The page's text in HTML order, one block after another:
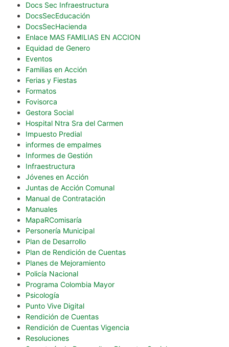
Docs Sec Infraestructura
DocsSecEducación
DocsSecHacienda
Enlace MAS FAMILIAS EN ACCION
Equidad de Genero
Eventos
Familias en Acción
Ferias y Fiestas
Formatos
Fovisorca
Gestora Social
Hospital Ntra Sra del Carmen
Impuesto Predial
informes de empalmes
Informes de Gestión
Infraestructura
Jóvenes en Acción
Juntas de Acción Comunal
Manual de Contratación
Manuales
MapaRComisaría
Personería Municipal
Plan de Desarrollo
Plan de Rendición de Cuentas
Planes de Mejoramiento
Policía Nacional
Programa Colombia Mayor
Psicología
Punto Vive Digital
Rendición de Cuentas
Rendición de Cuentas Vigencia
Resoluciones